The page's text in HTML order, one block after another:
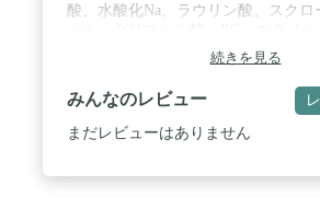
酸、水酸化Na、ラウリン酸、スクロ
ルーツ果皮油、テトラヘキシルデカ
ル、パパイン、オリーブ葉エキス、
ス、水酸化K、BG、デキストリン、
続きを見る
みんなのレビュー
まだレビューはありません